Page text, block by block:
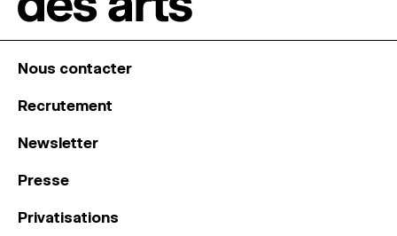
Nous contacter
Recrutement
Newsletter
Presse
Privatisations